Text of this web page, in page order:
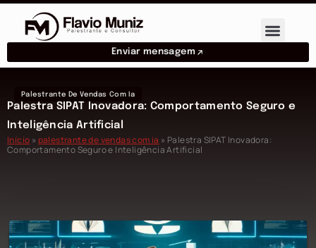
Enviar mensagem
Palestrante De Vendas Com Ia
Palestra SIPAT Inovadora: Comportamento Seguro e
Inteligência Artificial
Início »palestrante de vendas com ia » Palestra SIPAT Inovadora:
Comportamento Seguro e Inteligência Artificial